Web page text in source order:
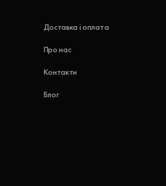
Доставка і оплата
Про нас
Контакти
Блог